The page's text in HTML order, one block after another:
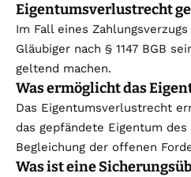
Eigentumsverlustrecht
Im Fall eines
Gläubiger nach § 1147 BGB
geltend machen.
Was ermöglicht das
Das Eigentumsverlustrecht
das gepfändete Eigentum
Begleichung der offenen
Was ist eine